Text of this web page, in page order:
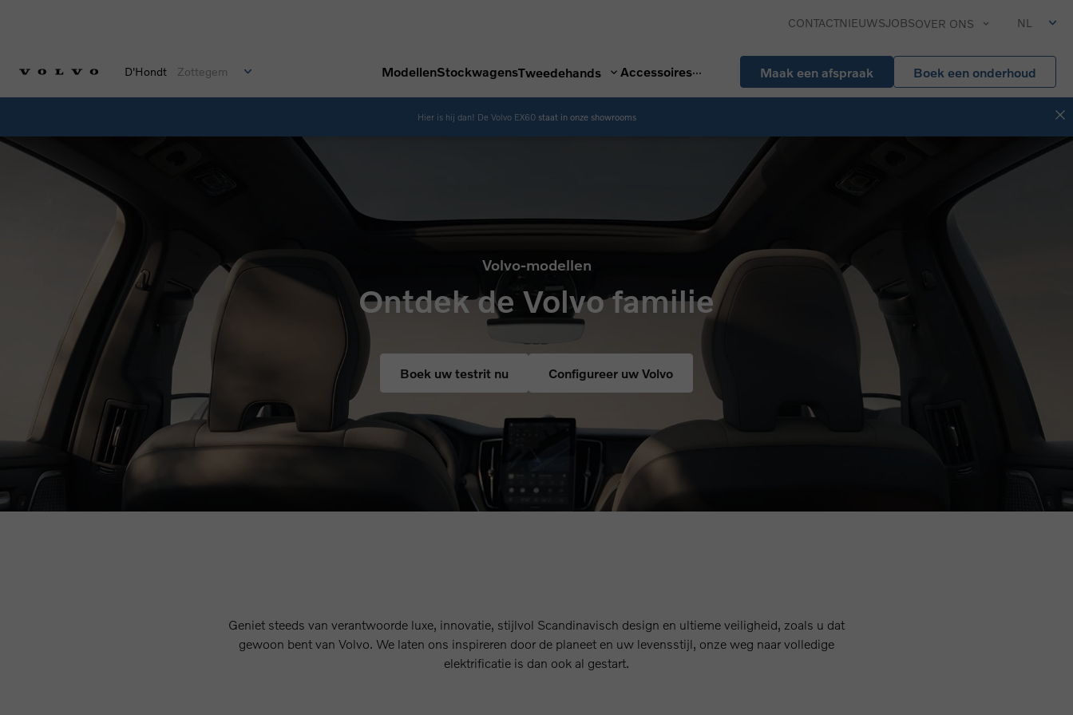
CONTACTNIEUWSJOBSOVER ONS NL
D'Hondt Zottegem ModellenStockwagensTweedehands Accessoires Maak een afspraak Boek een onderhoud
Hier is hij dan! De Volvo EX60 staat in onze showrooms
Volvo-modellen
Ontdek de Volvo familie
Boek uw testrit nu Configureer uw Volvo
Geniet steeds van verantwoorde luxe, innovatie, stijlvol Scandinavisch design en ultieme veiligheid, zoals u dat
gewoon bent van Volvo. We laten ons inspireren door de planeet en uw levensstijl, onze weg naar volledige
elektrificatie is dan ook al gestart.